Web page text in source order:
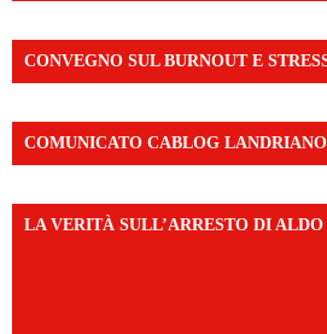
CONVEGNO SUL BURNOUT E
COMUNICATO CABLOG LANDRIANO
LA VERITÀ SULL’ARRESTO DI